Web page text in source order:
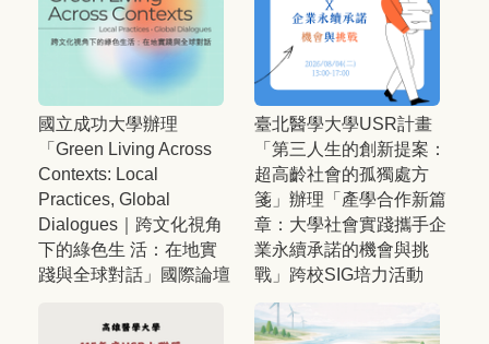
國立成功大學辦理
「Green Living Across
Contexts: Local
Practices, Global
Dialogues｜跨文化視角
下的綠色生 活：在地實
踐與全球對話」國際論壇
臺北醫學大學USR計畫
「第三人生的創新提案：
超高齡社會的孤獨處方
箋」辦理「產學合作新篇
章：大學社會實踐攜手企
業永續承諾的機會與挑
戰」跨校SIG培力活動